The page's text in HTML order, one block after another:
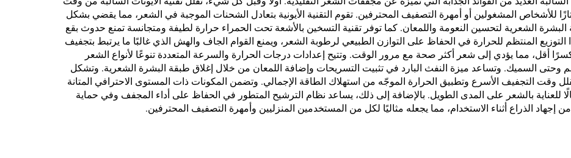
مما يجعله خيارًا ممتازًا للأشخاص المشغولين أو أمهرة التصفيف المحترفين. تقوم التقنية الأيونية بتعادل الشحنات الموجبة في الشعر، مما يقضي بشكل
الشعرية لتحسين النعومة واللمعان. كما توفر تقنية التسخين بالأشعة تحت الحمراء حرارة لطيفة ومتجانسة تمنع حدوث بقع
المنتظم للحرارة في الحفاظ على التوازن الطبيعي لرطوبة الشعر، ويمنع القوام الجاف والهش الذي غالبًا ما يرتبط بتجفيف
أقل، مما يؤدي إلى شعر أكثر صحة مع مرور الوقت. وتتيح إعدادات درجات الحرارة والسرعة المتعددة تنوعًا لأنواع الشعر
وحتى السميك. وتساعد ميزة النفث البارد في تثبيت التسريحات وإضافة اللمعان من خلال إغلاق طبقة البشرة الشعرية. وتشكل
وقت التجفيف الأسرع وتطبيق الحرارة الموجّه من استهلاك الطاقة الإجمالي. وتضمن المكونات ذات المستوى الاحترافي المتانة
فعّالًا للعناية بالشعر على المدى الطويل. بالإضافة إلى ذلك، يساعد نظام الترشيح المتطور في الحفاظ على أداء المجفف وفي حماية
إجهاد الذراع أثناء الاستخدام، مما يجعله مثاليًا لكل من المستخدمين المنزليين وأمهرة التصفيف المحترفين.